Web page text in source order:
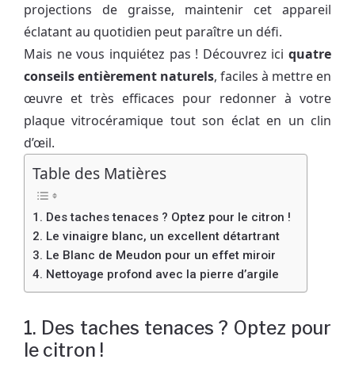
projections de graisse, maintenir cet appareil
éclatant au quotidien peut paraître un défi.
Mais ne vous inquiétez pas ! Découvrez ici quatre
conseils entièrement naturels, faciles à mettre en
œuvre et très efficaces pour redonner à votre
plaque vitrocéramique tout son éclat en un clin
d’œil.
Table des Matières
1. Des taches tenaces ? Optez pour le citron !
2. Le vinaigre blanc, un excellent détartrant
3. Le Blanc de Meudon pour un effet miroir
4. Nettoyage profond avec la pierre d’argile
1. Des taches tenaces ? Optez pour
le citron !